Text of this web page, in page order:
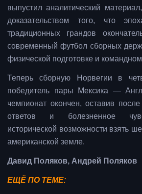
выпустил аналитический
доказательством того, что
традиционных грандов
современный футбол сборных
физической подготовке и
Теперь сборную Норвегии в
победитель пары Мексика —
чемпионат окончен, оставив
ответов и болезненное
исторической возможности взять
американской земле.
Давид Поляков, Андрей Поляков
ЕЩЁ ПО ТЕМЕ: